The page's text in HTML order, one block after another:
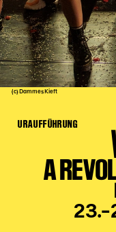
Workshops
Abenteuernacht
Kinder-
Junge Kunst
Next Generation
MAGMA 25/26
Dramaturgie +
PÄDAGOGIK
(c) Dammes Kieft
URAUFFÜHRUNG
A